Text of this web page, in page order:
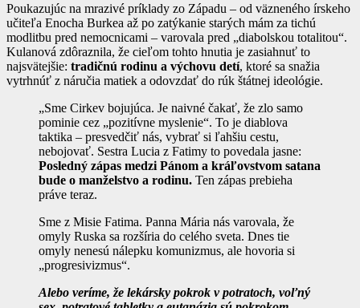
Poukazujúc na mrazivé príklady zo Západu – od väzneného írskeho
učiteľa Enocha Burkea až po zatýkanie starých mám za tichú
modlitbu pred nemocnicami – varovala pred „diabolskou totalitou“.
Kulanová zdôraznila, že cieľom tohto hnutia je zasiahnuť to
najsvätejšie: tradičnú rodinu a výchovu detí, ktoré sa snažia
vytrhnúť z náručia matiek a odovzdať do rúk štátnej ideológie.
„Sme Cirkev bojujúca. Je naivné čakať, že zlo samo
pominie cez „pozitívne myslenie“. To je diablova
taktika – presvedčiť nás, vybrať si ľahšiu cestu,
nebojovať. Sestra Lucia z Fatimy to povedala jasne:
Posledný zápas medzi Pánom a kráľovstvom satana
bude o manželstvo a rodinu. Ten zápas prebieha
práve teraz.
Sme z Misie Fatima. Panna Mária nás varovala, že
omyly Ruska sa rozšíria do celého sveta. Dnes tie
omyly nenesú nálepku komunizmus, ale hovoria si
„progresivizmus“.
Alebo veríme, že lekársky pokrok v potratoch, voľný